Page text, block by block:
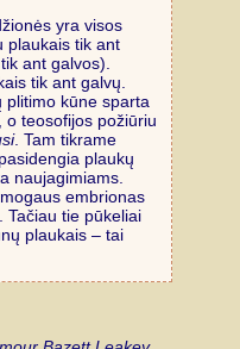
yra visos
plaukais tik ant
ant galvos).
tik ant galvų.
plitimo kūne sparta
teosofijos požiūriu
. Tam tikrame
plaukų
naujagimiams.
embrionas
Tačiau tie pūkeliai
plaukais – tai